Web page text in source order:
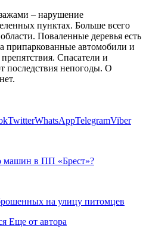
– нарушение
пунктах. Больше всего
Поваленные деревья есть
припаркованные автомобили и
Спасатели и
последствия непогоды. О
TwitterWhatsAppTelegramViber
машин в ПП «Брест»?
на улицу питомцев
Еще от автора